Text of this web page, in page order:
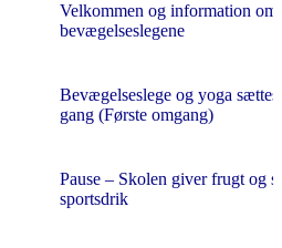
Velkommen og information om
bevægelseslegene
Bevægelseslege og yoga
gang (Første omgang)
Pause – Skolen giver frugt og
sportsdrik